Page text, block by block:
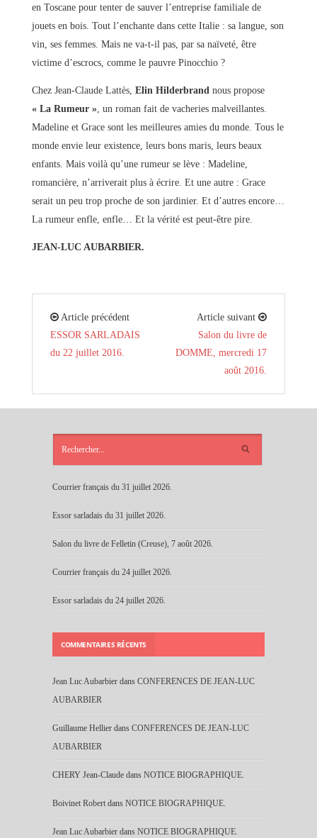
en Toscane pour tenter de sauver l’entreprise familiale de
jouets en bois. Tout l’enchante dans cette Italie : sa langue, son
vin, ses femmes. Mais ne va-t-il pas, par sa naïveté, être
victime d’escrocs, comme le pauvre Pinocchio ?
Chez Jean-Claude Lattès, Elin Hilderbrand nous propose
« La Rumeur », un roman fait de vacheries malveillantes.
Madeline et Grace sont les meilleures amies du monde. Tous le
monde envie leur existence, leurs bons maris, leurs beaux
enfants. Mais voilà qu’une rumeur se lève : Madeline,
romancière, n’arriverait plus à écrire. Et une autre : Grace
serait un peu trop proche de son jardinier. Et d’autres encore…
La rumeur enfle, enfle… Et la vérité est peut-être pire.
JEAN-LUC AUBARBIER.
Article précédent
ESSOR SARLADAIS
du 22 juillet 2016.
Article suivant
Salon du livre de
DOMME, mercredi 17
août 2016.
Courrier français du 31 juillet 2026.
Essor sarladais du 31 juillet 2026.
Salon du livre de Felletin (Creuse), 7 août 2026.
Courrier français du 24 juillet 2026.
Essor sarladais du 24 juillet 2026.
COMMENTAIRES RÉCENTS
Jean Luc Aubarbier dans CONFERENCES DE JEAN-LUC
AUBARBIER
Guillaume Hellier dans CONFERENCES DE JEAN-LUC
AUBARBIER
CHERY Jean-Claude dans NOTICE BIOGRAPHIQUE.
Boivinet Robert dans NOTICE BIOGRAPHIQUE.
Jean Luc Aubarbier dans NOTICE BIOGRAPHIQUE.